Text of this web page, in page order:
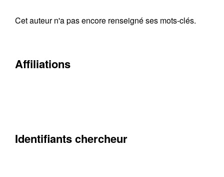
Cet auteur n'a pas encore renseigné ses mots-clés.
Affiliations
Identifiants chercheur
Contacter